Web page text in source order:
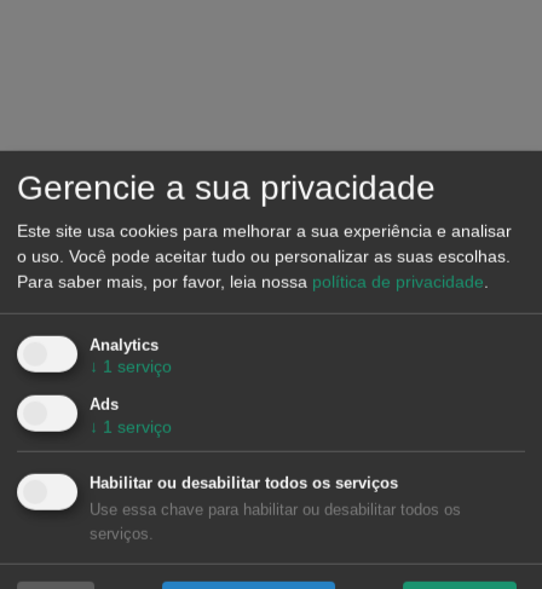
Gerencie a sua privacidade
Este site usa cookies para melhorar a sua experiência e analisar
o uso. Você pode aceitar tudo ou personalizar as suas escolhas.
Para saber mais, por favor, leia nossa política de privacidade.
Analytics
↓ 1 serviço
Ads
↓ 1 serviço
Habilitar ou desabilitar todos os serviços
Use essa chave para habilitar ou desabilitar todos os
serviços.